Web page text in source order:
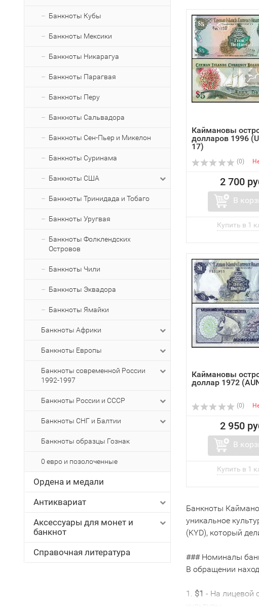
Банкноты Кубы
Банкноты Мексики
Банкноты Никарагуа
Банкноты Парагвая
Банкноты Перу
Банкноты Сальвадора
Банкноты Сен-Пьер и Микелон
Банкноты Суринама
Банкноты США
Банкноты Тринидада и Тобаго
Банкноты Уругвая
Банкноты Фолклендских
Островов
Банкноты Чили
Банкноты Эквадора
Банкноты Ямайки
Банкноты Африки
Банкноты Европы
Банкноты современной России
1992-1997
Банкноты России и СССР
Банкноты СНГ и Балтии
Банкноты образцы Гознак
0 евро и позолоченные
Ордена и медали
Антиквариат
Аксессуары для монет и
банкнот
Справочная литература
Каймановы
долларов 1996
17)
(0)
2 700
В
Каймановы
доллар 1972
(0)
2 950
В
Банкноты
уникальное
(KYD), который
### Номиналы
В обращении
1. $1 - На лицевой